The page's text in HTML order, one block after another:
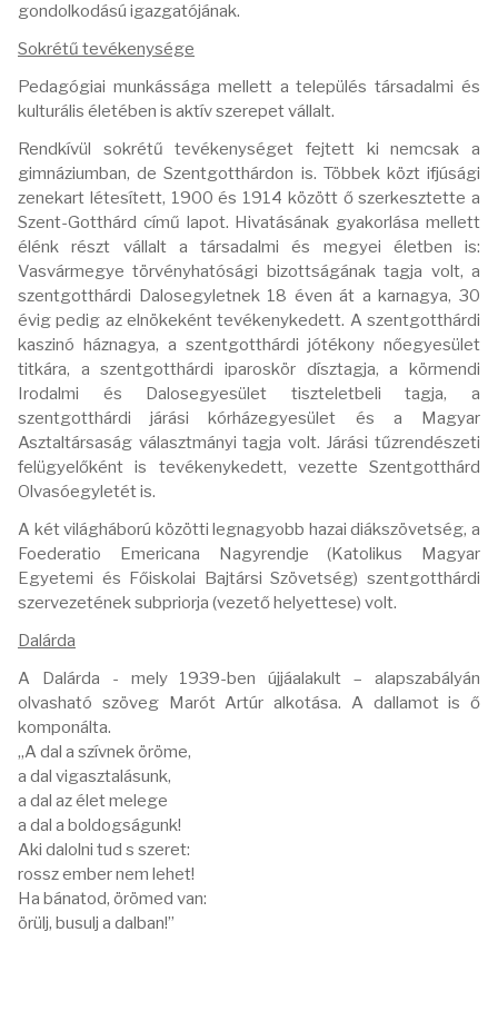
gondolkodású igazgatójának.
Sokrétű tevékenysége
Pedagógiai munkássága mellett a település társadalmi és
kulturális életében is aktív szerepet vállalt.
Rendkívül sokrétű tevékenységet fejtett ki nemcsak a
gimnáziumban, de Szentgotthárdon is. Többek közt ifjúsági
zenekart létesített, 1900 és 1914 között ő szerkesztette a
Szent-Gotthárd című lapot. Hivatásának gyakorlása mellett
élénk részt vállalt a társadalmi és megyei életben is:
Vasvármegye törvényhatósági bizottságának tagja volt, a
szentgotthárdi Dalosegyletnek 18 éven át a karnagya, 30
évig pedig az elnökeként tevékenykedett. A szentgotthárdi
kaszinó háznagya, a szentgotthárdi jótékony nőegyesület
titkára, a szentgotthárdi iparoskör dísztagja, a körmendi
Irodalmi és Dalosegyesület tiszteletbeli tagja, a
szentgotthárdi járási kórházegyesület és a Magyar
Asztaltársaság választmányi tagja volt. Járási tűzrendészeti
felügyelőként is tevékenykedett, vezette Szentgotthárd
Olvasóegyletét is.
A két világháború közötti legnagyobb hazai diákszövetség, a
Foederatio Emericana Nagyrendje (Katolikus Magyar
Egyetemi és Főiskolai Bajtársi Szövetség) szentgotthárdi
szervezetének subpriorja (vezető helyettese) volt.
Dalárda
A Dalárda - mely 1939-ben újjáalakult – alapszabályán
olvasható szöveg Marót Artúr alkotása. A dallamot is ő
komponálta.
„A dal a szívnek öröme,
a dal vigasztalásunk,
a dal az élet melege
a dal a boldogságunk!
Aki dalolni tud s szeret:
rossz ember nem lehet!
Ha bánatod, örömed van:
örülj, busulj a dalban!”